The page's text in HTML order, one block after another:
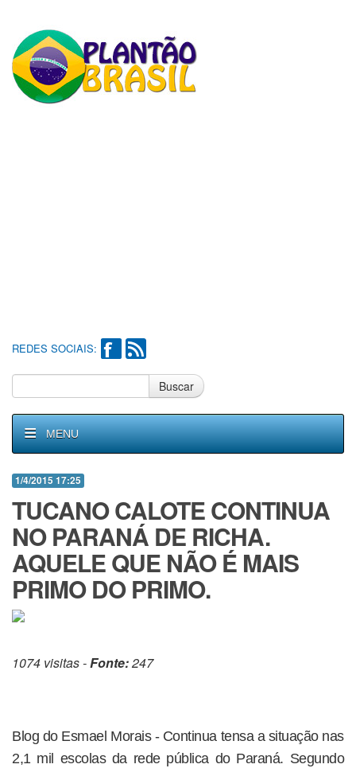
REDES SOCIAIS:
Buscar
MENU
1/4/2015 17:25
TUCANO CALOTE CONTINUA
NO PARANÁ DE RICHA.
AQUELE QUE NÃO É MAIS
PRIMO DO PRIMO.
1074 visitas -Fonte:247
Blog do Esmael Morais - Continua tensa a situação nas
2,1 mil escolas da rede pública do Paraná. Segundo